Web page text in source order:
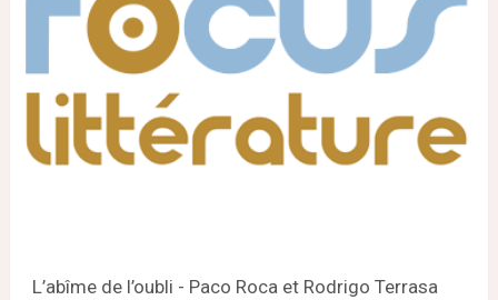
L’abîme de l’oubli - Paco Roca et Rodrigo Terrasa